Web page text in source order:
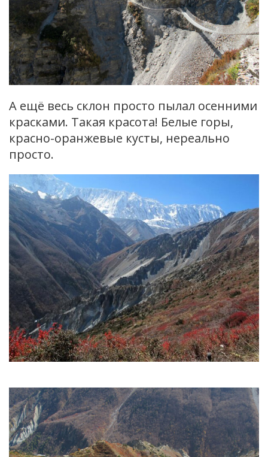
А ещё весь склон просто пылал осенними
красками. Такая красота! Белые горы,
красно-оранжевые кусты, нереально
просто.